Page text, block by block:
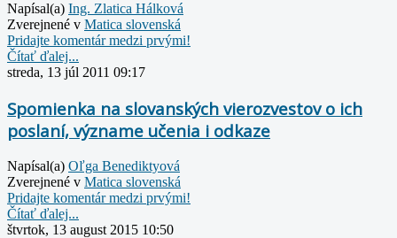
Napísal(a) Ing. Zlatica Hálková
Zverejnené v Matica slovenská
Pridajte komentár medzi prvými!
Čítať ďalej...
streda, 13 júl 2011 09:17
Spomienka na slovanských vierozvestov o ich
poslaní, význame učenia i odkaze
Napísal(a) Oľga Benediktyová
Zverejnené v Matica slovenská
Pridajte komentár medzi prvými!
Čítať ďalej...
štvrtok, 13 august 2015 10:50